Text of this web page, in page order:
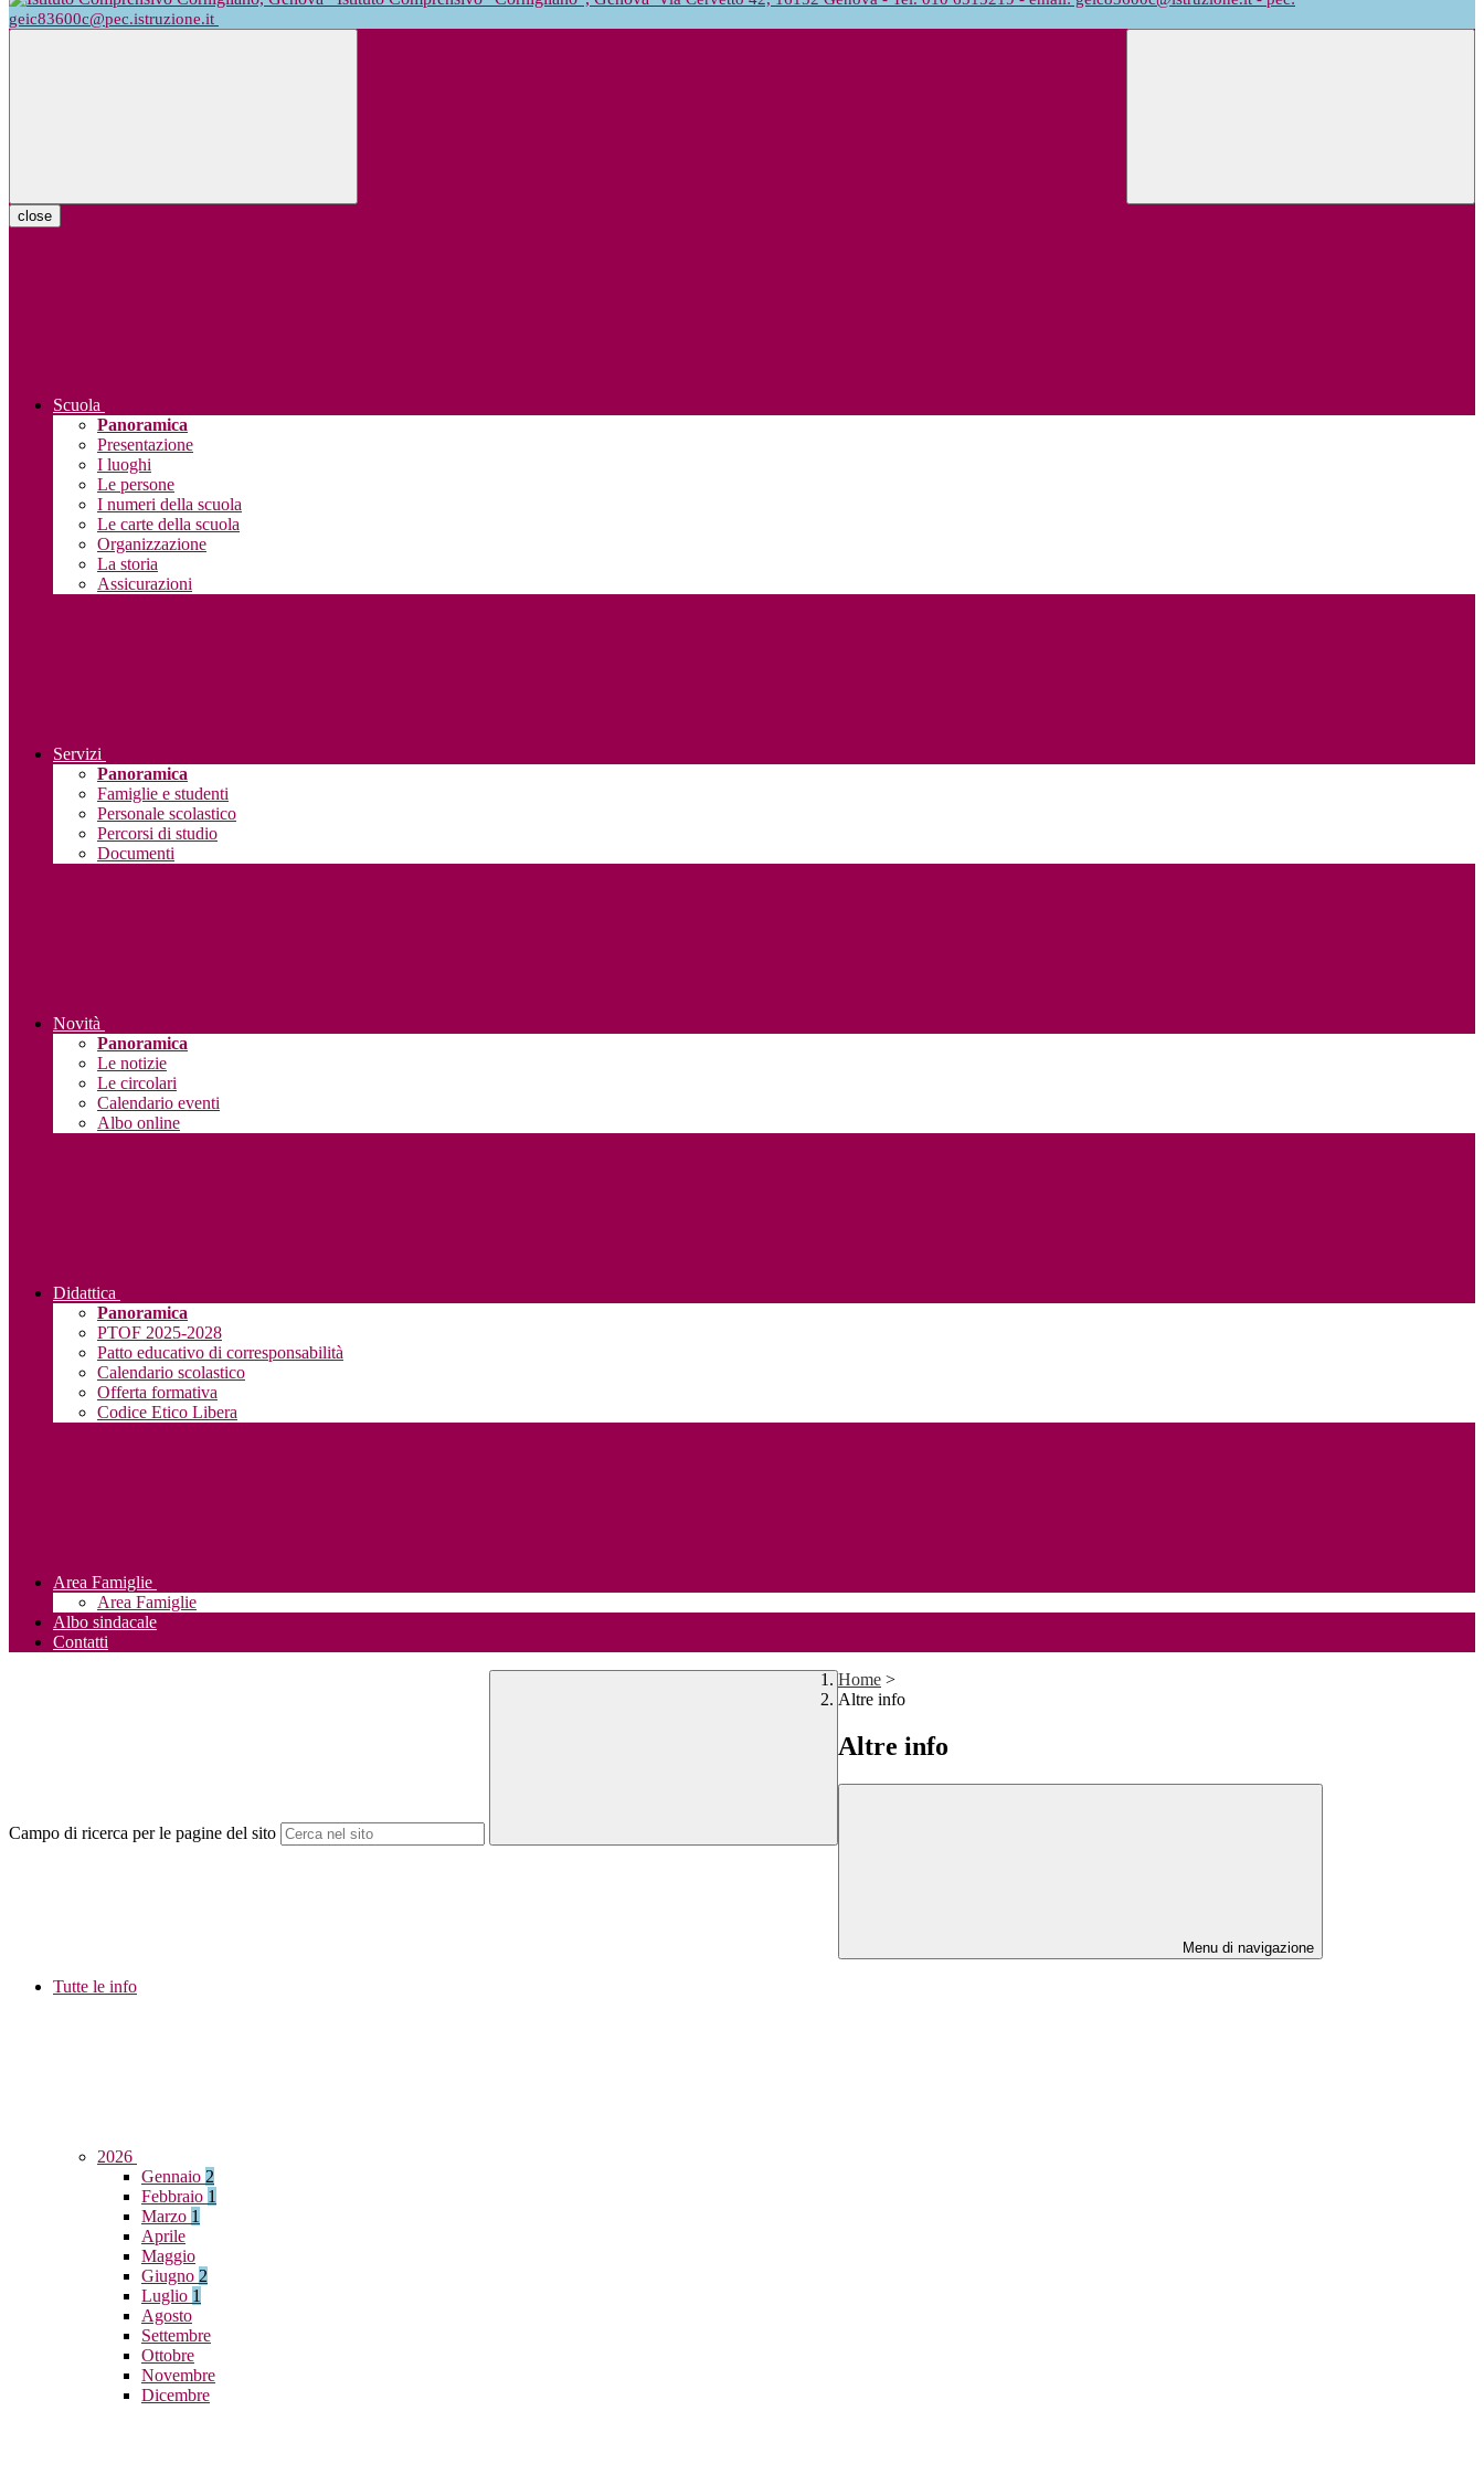
geic83600c@pec.istruzione.it
close
Scuola
Panoramica
Presentazione
I luoghi
Le persone
I numeri della scuola
Le carte della scuola
Organizzazione
La storia
Assicurazioni
Servizi
Panoramica
Famiglie e studenti
Personale scolastico
Percorsi di studio
Documenti
Novità
Panoramica
Le notizie
Le circolari
Calendario eventi
Albo online
Didattica
Panoramica
PTOF 2025-2028
Patto educativo di corresponsabilità
Calendario scolastico
Offerta formativa
Codice Etico Libera
Area Famiglie
Area Famiglie
Albo sindacale
Contatti
Campo di ricerca per le pagine del sito
Home >
Altre info
Altre info
Menu di navigazione
Tutte le info
2026
Gennaio 2
Febbraio 1
Marzo 1
Aprile
Maggio
Giugno 2
Luglio 1
Agosto
Settembre
Ottobre
Novembre
Dicembre